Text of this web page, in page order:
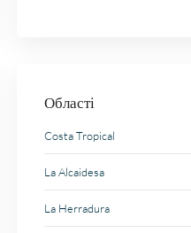
Області
Costa Tropical
La Alcaidesa
La Herradura